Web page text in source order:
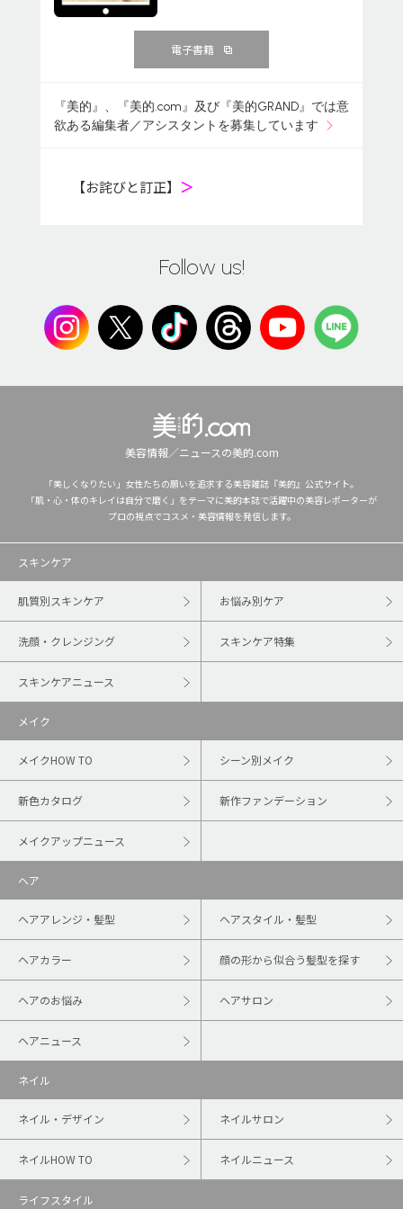
電子書籍
『美的』、『美的.com』及び『美的GRAND』では意
欲ある編集者／アシスタントを募集しています
【お詫びと訂正】 ＞
Follow us!
美容情報／ニュースの美的.com
「美しくなりたい」女性たちの願いを追求する美容雑誌『美的』公式サイト。
「肌・心・体のキレイは自分で磨く」をテーマに美的本誌で活躍中の美容レポーターが
プロの視点でコスメ・美容情報を発信します。
スキンケア
肌質別スキンケア お悩み別ケア
洗顔・クレンジング スキンケア特集
スキンケアニュース
メイク
メイクHOW TO シーン別メイク
新色カタログ 新作ファンデーション
メイクアップニュース
ヘア
ヘアアレンジ・髪型 ヘアスタイル・髪型
ヘアカラー 顔の形から似合う髪型を探す
ヘアのお悩み ヘアサロン
ヘアニュース
ネイル
ネイル・デザイン ネイルサロン
ネイルHOW TO ネイルニュース
ライフスタイル